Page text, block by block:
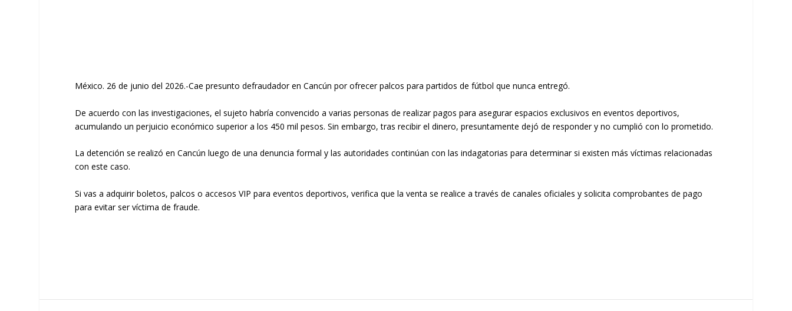
México. 26 de junio del 2026.-Cae presunto defraudador en Cancún por ofrecer palcos para partidos de fútbol que nunca entregó.
De acuerdo con las investigaciones, el sujeto habría convencido a varias personas de realizar pagos para asegurar espacios exclusivos en eventos deportivos,
acumulando un perjuicio económico superior a los 450 mil pesos. Sin embargo, tras recibir el dinero, presuntamente dejó de responder y no cumplió con lo prometido.
La detención se realizó en Cancún luego de una denuncia formal y las autoridades continúan con las indagatorias para determinar si existen más víctimas relacionadas
con este caso.
Si vas a adquirir boletos, palcos o accesos VIP para eventos deportivos, verifica que la venta se realice a través de canales oficiales y solicita comprobantes de pago
para evitar ser víctima de fraude.